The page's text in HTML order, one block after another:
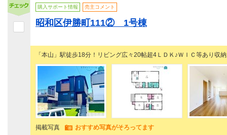
購入サポート情報 売主コメント
昭和区伊勝町111② 1号棟
「本山」駅徒歩18分！リビング広々20帖超4ＬＤＫ♪ＷＩＣ等あり収
掲載写真 おすすめ写真がそろってます